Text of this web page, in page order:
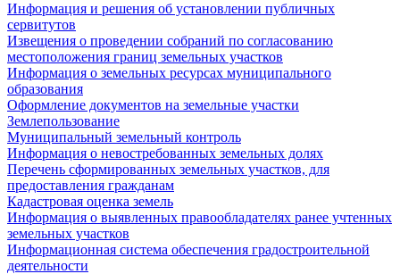
Информация и решения об установлении публичных
сервитутов
Извещения о проведении собраний по согласованию
местоположения границ земельных участков
Информация о земельных ресурсах муниципального
образования
Оформление документов на земельные участки
Землепользование
Муниципальный земельный контроль
Информация о невостребованных земельных долях
Перечень сформированных земельных участков, для
предоставления гражданам
Кадастровая оценка земель
Информация о выявленных правообладателях ранее учтенных
земельных участков
Информационная система обеспечения градостроительной
деятельности